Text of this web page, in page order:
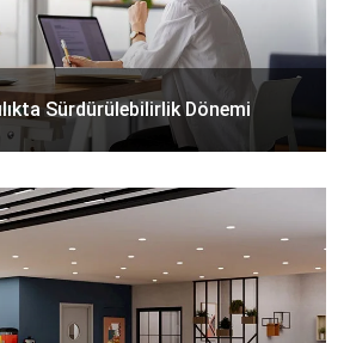
Sürdürülebilirlik Dönemi